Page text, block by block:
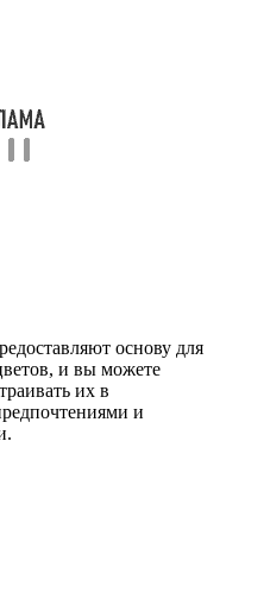
основу для
и вы можете
их в
и